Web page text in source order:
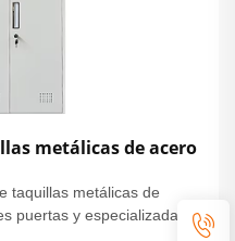
metálicas de acero
taquillas metálicas de
puertas y especializadas